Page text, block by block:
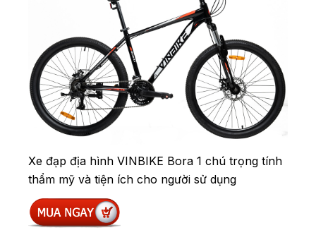
Xe đạp địa hình VINBIKE Bora 1 chú trọng tính
thẩm mỹ và tiện ích cho người sử dụng